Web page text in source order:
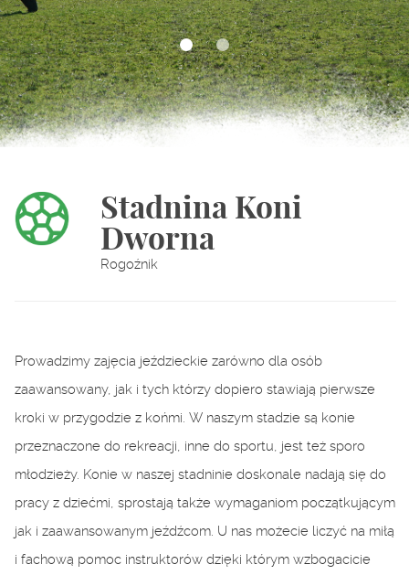
Stadnina Koni
Dworna
Rogoźnik
Prowadzimy zajęcia jeździeckie zarówno dla osób
zaawansowany, jak i tych którzy dopiero stawiają pierwsze
kroki w przygodzie z końmi. W naszym stadzie są konie
przeznaczone do rekreacji, inne do sportu, jest też sporo
młodzieży. Konie w naszej stadninie doskonale nadają się do
pracy z dziećmi, sprostają także wymaganiom początkującym
jak i zaawansowanym jeźdźcom. U nas możecie liczyć na miłą
i fachową pomoc instruktorów dzięki którym wzbogacicie